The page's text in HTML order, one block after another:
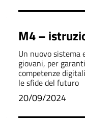
M4 –
Un nuovo sistema
giovani, per
competenze
le sfide del futuro
20/09/2024